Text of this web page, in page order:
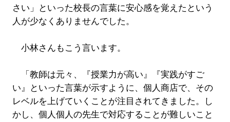
さい」といった校長の言葉に安心感を覚えたという
人が少なくありませんでした。
小林さんもこう言います。
「教師は元々、『授業力が高い』『実践がすご
い』といった言葉が示すように、個人商店で、その
レベルを上げていくことが注目されてきました。し
かし、個人個人の先生で対応することが難しいこと